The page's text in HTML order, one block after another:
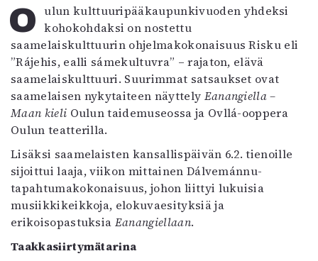
Lehtiarkisto
Info
Tilaus ja irtonumerot
Yhteistyössä
Toimitus
Mediatiedot
Oulun kulttuuripääkaupunkivuoden yhdeksi kohokohdaksi on nostettu
saamelaiskulttuurin ohjelmakokonaisuus Risku eli
”Rájehis, ealli sámekultuvra” – rajaton, elävä
saamelaiskulttuuri. Suurimmat satsaukset ovat
saamelaisen nykytaiteen näyttely Eanangiella –
Maan kieli Oulun taidemuseossa ja Ovllá-ooppera
Oulun teatterilla.
Lisäksi saamelaisten kansallispäivän 6.2. tienoille
sijoittui laaja, viikon mittainen Dálvemánnu-
tapahtumakokonaisuus, johon liittyi lukuisia
musiikkikeikkoja, elokuvaesityksiä ja
erikoisopastuksia Eanangiellaan.
Taakkasiirtymätarina